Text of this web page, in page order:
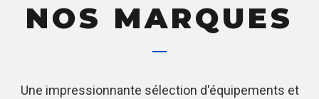
NOS MARQUES
Une impressionnante sélection d'équipements et